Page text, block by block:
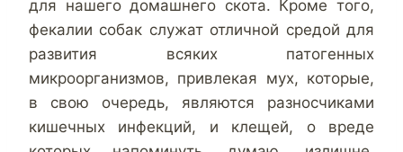
для нашего домашнего скота. Кроме того,
фекалии собак служат отличной средой для
развития всяких патогенных
микроорганизмов, привлекая мух, которые,
в свою очередь, являются разносчиками
кишечных инфекций, и клещей, о вреде